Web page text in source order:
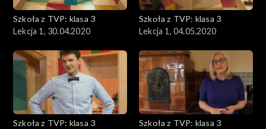
Szkoła z TVP: klasa 3
Lekcja 1, 30.04.2020
Szkoła z TVP: klasa 3
Lekcja 1, 04.05.2020
Szkoła z TVP: klasa 3
Szkoła z TVP: klasa 3